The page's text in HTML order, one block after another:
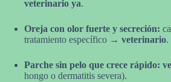
veterinario ya.
Oreja con olor fuerte y secreción:
tratamiento específico → veterinario.
Parche sin pelo que crece rápido:
hongo o dermatitis severa).